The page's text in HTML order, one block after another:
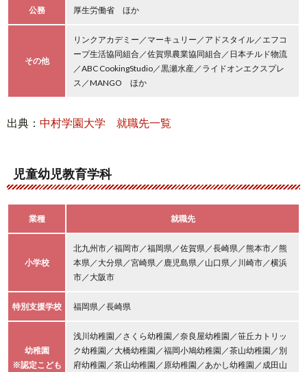
公務 厚生労働省 ほか
その他
リンクアカデミー／マーキュリー／アドスタイル／エフコ
ープ生活協同組合／佐賀県農業協同組合／日本チルド物流
／ABC CookingStudio／黒瀬水産／ライドオンエクスプレ
ス／MANGO ほか
出典： 中村学園大学 就職先一覧
児童幼児教育学科
業種 就職先
小学校
北九州市／福岡市／福岡県／佐賀県／長崎県／熊本市／熊
本県／大分県／宮崎県／鹿児島県／山口県／川崎市／横浜
市／大阪市
特別支援学校 福岡県／長崎県
幼稚園
※認定こども
浅川幼稚園／さくら幼稚園／奈良屋幼稚園／笹丘カトリッ
ク幼稚園／大橋幼稚園／福岡小鳩幼稚園／茶山幼稚園／別
府幼稚園／茶山幼稚園／原幼稚園／あかし幼稚園／成田山